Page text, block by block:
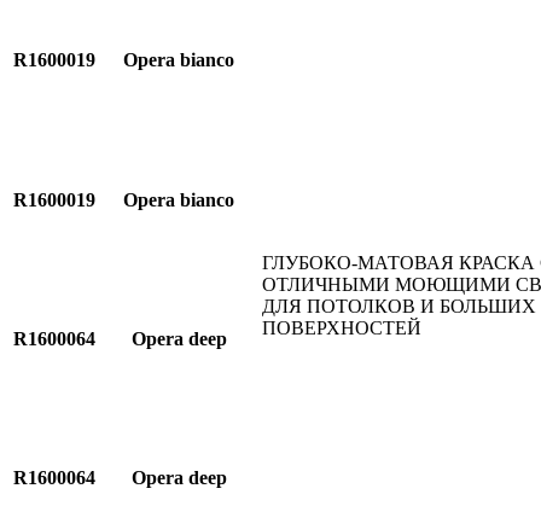
ГЛУБОКО-МАТОВАЯ КРАСКА
ОТЛИЧНЫМИ МОЮЩИМИ
ДЛЯ ПОТОЛКОВ И БОЛЬШИХ
ПОВЕРХНОСТЕЙ
R1600019 Opera bianco
R1600019 Opera bianco
R1600064 Opera deep
R1600064 Opera deep